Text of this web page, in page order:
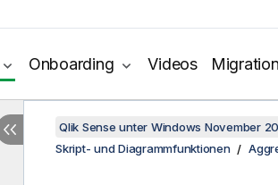
Onboarding Videos
Qlik Sense unter Windows November
Skript- und Diagrammfunktionen